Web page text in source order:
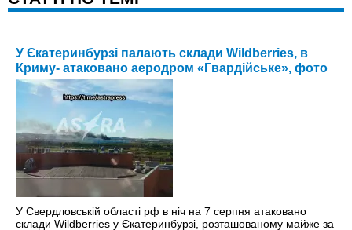
У Єкатеринбурзі палають склади Wildberries, в
Криму- атаковано аеродром «Гвардійське», фото
У Свердловській області рф в ніч на 7 серпня атаковано
склади Wildberries у Єкатеринбурзі, розташованому майже за